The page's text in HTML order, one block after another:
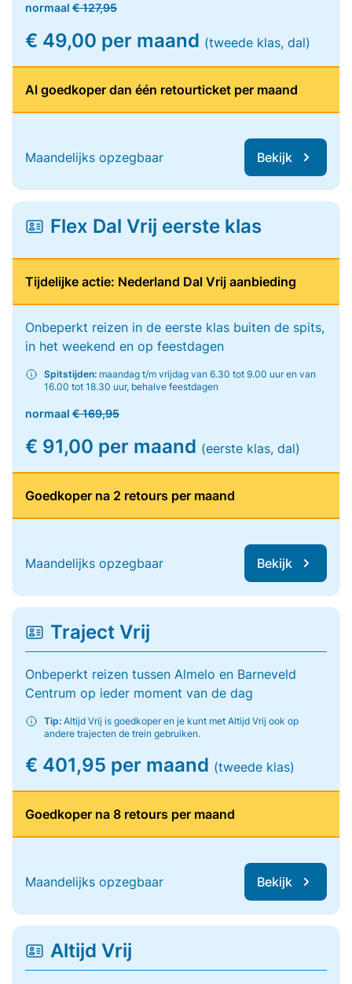
normaal € 127,95
€ 49,00 per maand (tweede klas, dal)
Al goedkoper dan één retourticket per maand
Maandelijks opzegbaar Bekijk
Flex Dal Vrij eerste klas
Tijdelijke actie: Nederland Dal Vrij aanbieding
Onbeperkt reizen in de eerste klas buiten de spits,
in het weekend en op feestdagen
Spitstijden: maandag t/m vrijdag van 6.30 tot 9.00 uur en van
16.00 tot 18.30 uur, behalve feestdagen
normaal € 169,95
€ 91,00 per maand (eerste klas, dal)
Goedkoper na 2 retours per maand
Maandelijks opzegbaar Bekijk
Traject Vrij
Onbeperkt reizen tussen Almelo en Barneveld
Centrum op ieder moment van de dag
Tip: Altijd Vrij is goedkoper en je kunt met Altijd Vrij ook op
andere trajecten de trein gebruiken.
€ 401,95 per maand (tweede klas)
Goedkoper na 8 retours per maand
Maandelijks opzegbaar Bekijk
Altijd Vrij